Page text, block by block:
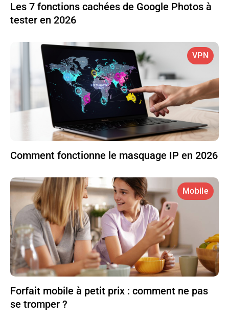
Les 7 fonctions cachées de Google Photos à
tester en 2026
VPN
Comment fonctionne le masquage IP en 2026
Mobile
Forfait mobile à petit prix : comment ne pas
se tromper ?